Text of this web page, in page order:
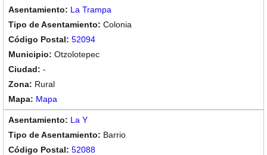
La Trampa
Colonia
52094
Otzolotepec
-
Rural
Mapa
La Y
Barrio
52088